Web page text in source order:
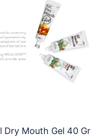
Dry Mouth Gel 40 Gr